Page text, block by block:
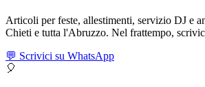
Articoli per feste, allestimenti, servizio DJ e
Chieti e tutta l'Abruzzo. Nel frattempo,
💬 Scrivici su WhatsApp
🎈